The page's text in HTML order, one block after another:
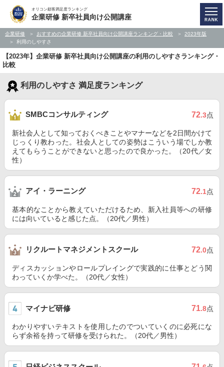
オリコン顧客満足度ランキング
企業研修 新卒社員向け公開講座
企業研修 おすすめの企業研修 新卒社員向け公開講座ランキング・比較
2023年版
利用のしやすさ
【2023年】企業研修 新卒社員向け公開講座の利用のしやすさランキング・
比較
利用のしやすさ 満足度ランキング
SMBCコンサルティング 72.3点
新社会人として知っておくべきことやマナーなどを2日間かけて
じっくり教わった。社会人としての姿勢はこういう場でしか教
えてもらうことができないと思ったので良かった。（20代／女
性）
アイ・ラーニング 72.1点
基本的なことから教えていただけるため、新入社員等への研修
には向いていると感じた点。（20代／男性）
リクルートマネジメントスクール 72.0点
ディスカッションやロールプレイングで実践的に仕事とどう関
わっていくか学べた。（20代／女性）
マイナビ研修 71.8点
わかりやすいテキストを使用したのでついていくのに必死にな
らず余裕を持って研修を受けられた。（20代／男性）